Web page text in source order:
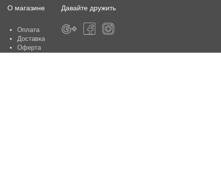
О магазине
Оплата
Доставка
Оферта
Давайте дружить